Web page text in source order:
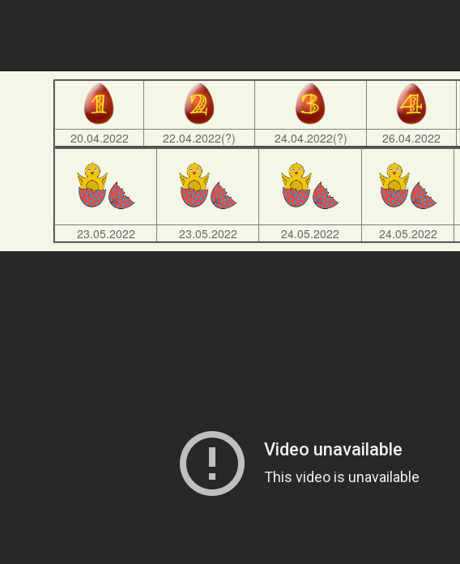
20.04.2022 22.04.2022(?) 24.04.2022(?) 26.04.2022
23.05.2022 23.05.2022 24.05.2022 24.05.2022